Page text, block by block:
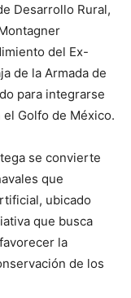
Desarrollo Rural,
del Ex-
de la Armada de
para integrarse
Golfo de México.
se convierte
que
ubicado
que busca
la
de los